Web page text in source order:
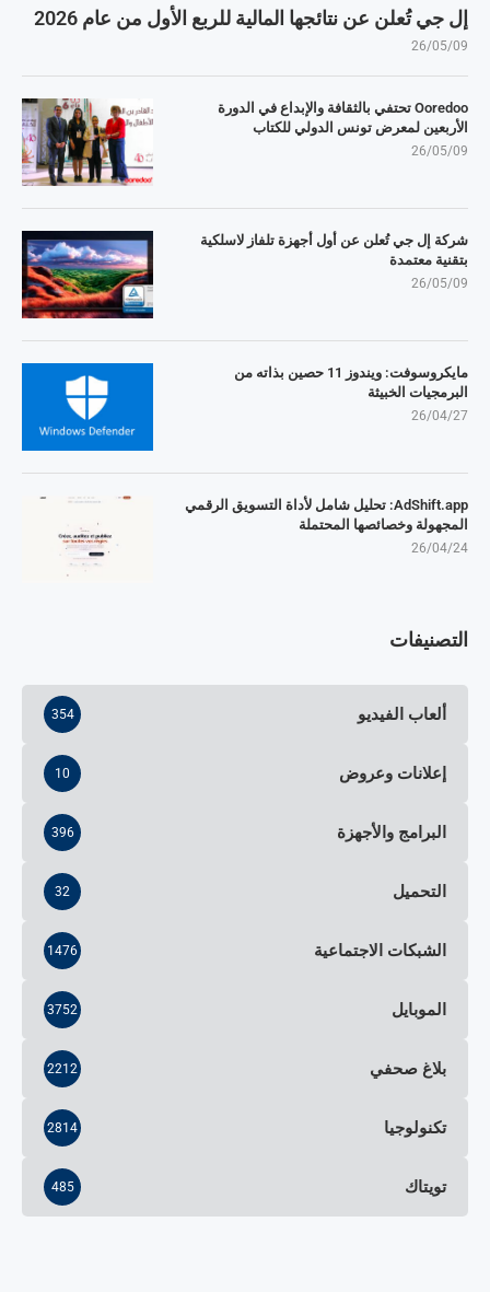
إل جي تُعلن عن نتائجها المالية للربع الأول من عام 2026
26/05/09
Ooredoo تحتفي بالثقافة والإبداع في الدورة
الأربعين لمعرض تونس الدولي للكتاب
26/05/09
شركة إل جي تُعلن عن أول أجهزة تلفاز لاسلكية
بتقنية معتمدة
26/05/09
مايكروسوفت: ويندوز 11 حصين بذاته من
البرمجيات الخبيثة
26/04/27
AdShift.app: تحليل شامل لأداة التسويق الرقمي
المجهولة وخصائصها المحتملة
26/04/24
التصنيفات
ألعاب الفيديو 354
إعلانات وعروض 10
البرامج والأجهزة 396
التحميل 32
الشبكات الاجتماعية 1476
الموبايل 3752
بلاغ صحفي 2212
تكنولوجيا 2814
تويتاك 485